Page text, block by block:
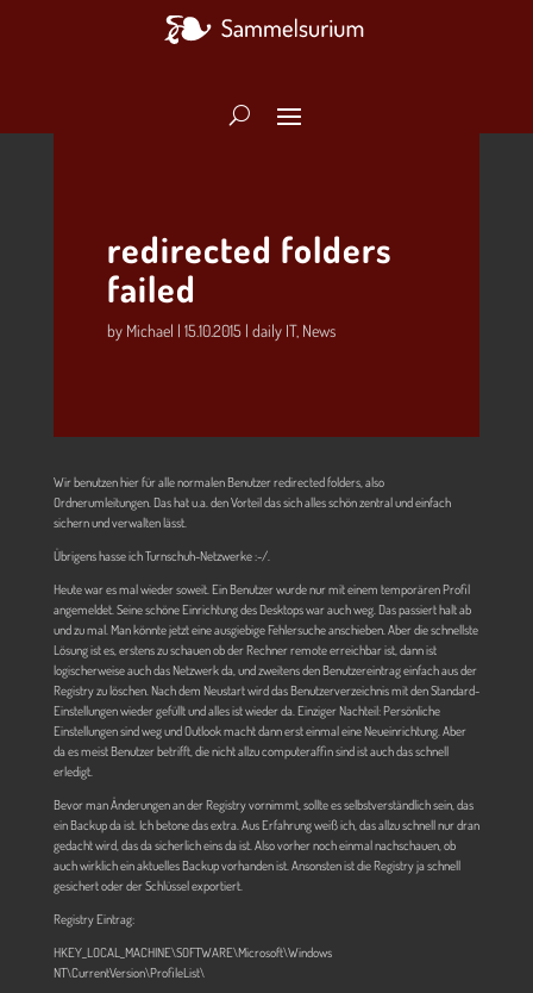
redirected folders
failed
by Michael | 15.10.2015| daily IT, News
Wir benutzen hier für alle normalen Benutzer redirected folders, also
Ordnerumleitungen. Das hat u.a. den Vorteil das sich alles schön zentral und einfach
sichern und verwalten lässt.
Übrigens hasse ich Turnschuh-Netzwerke :-/.
Heute war es mal wieder soweit. Ein Benutzer wurde nur mit einem temporären Profil
angemeldet. Seine schöne Einrichtung des Desktops war auch weg. Das passiert halt ab
und zu mal. Man könnte jetzt eine ausgiebige Fehlersuche anschieben. Aber die schnellste
Lösung ist es, erstens zu schauen ob der Rechner remote erreichbar ist, dann ist
logischerweise auch das Netzwerk da, und zweitens den Benutzereintrag einfach aus der
Registry zu löschen. Nach dem Neustart wird das Benutzerverzeichnis mit den Standard-
Einstellungen wieder gefüllt und alles ist wieder da. Einziger Nachteil: Persönliche
Einstellungen sind weg und Outlook macht dann erst einmal eine Neueinrichtung. Aber
da es meist Benutzer betrifft, die nicht allzu computeraffin sind ist auch das schnell
erledigt.
Bevor man Änderungen an der Registry vornimmt, sollte es selbstverständlich sein, das
ein Backup da ist. Ich betone das extra. Aus Erfahrung weiß ich, das allzu schnell nur dran
gedacht wird, das da sicherlich eins da ist. Also vorher noch einmal nachschauen, ob
auch wirklich ein aktuelles Backup vorhanden ist. Ansonsten ist die Registry ja schnell
gesichert oder der Schlüssel exportiert.
Registry Eintrag:
HKEY_LOCAL_MACHINE\SOFTWARE\Microsoft\Windows
NT\CurrentVersion\ProfileList\